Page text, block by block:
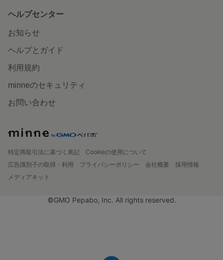
ヘルプセンター
お知らせ
ヘルプとガイド
利用規約
minneのセキュリティ
お問い合わせ
特定商取引法に基づく表記
Cookieの使用について
広告識別子の取得・利用
プライバシーポリシー 会社概要
採用情報
メディアキット
©GMO Pepabo, Inc. All rights reserved.